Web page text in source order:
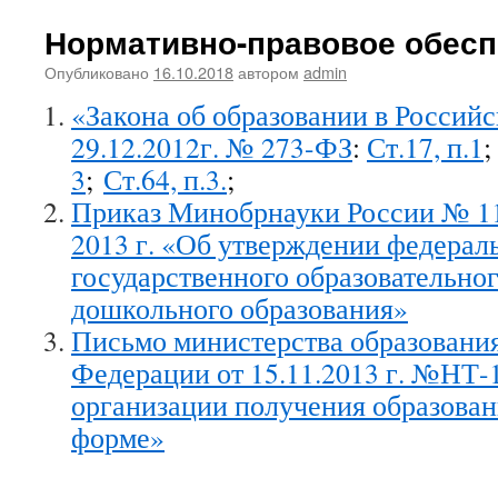
Нормативно-правовое
Опубликовано 16.10.2018автором admin
«Закона об образовании в
29.12.2012г. № 273-ФЗ: Ст.17, п.1;
3; Ст.64, п.3.;
Приказ Минобрнауки России №
2013 г. «Об утверждении
государственного
дошкольного образования»
Письмо министерства
Федерации от 15.11.2013 г. №НТ-
организации получения
форме»